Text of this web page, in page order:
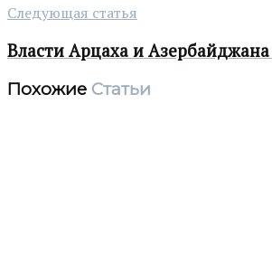
Следующая статья
Власти Арцаха и
Похожие Статьи